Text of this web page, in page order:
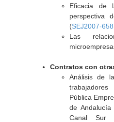
Eficacia de
perspectiva
(SEJ2007-
Las
Contratos con
Análisis de
Pública
de
Canal Sur